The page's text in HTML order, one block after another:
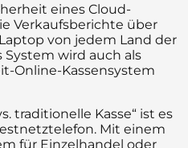
eines Cloud-
Verkaufsberichte über
von jedem Land der
System wird auch als
Online-Kassensystem
traditionelle Kasse“ ist es
Mit einem
für Einzelhandel oder